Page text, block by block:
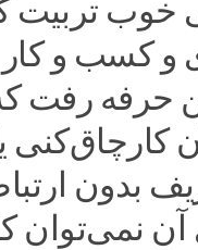
خوب تربیت
کسب و کار
حرفه رفت
کار‌چاق‌کنی
بدون
آن نمی‌توان